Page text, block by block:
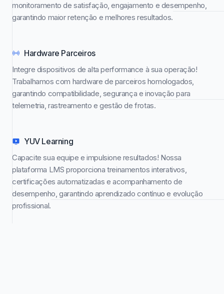
monitoramento de satisfação, engajamento e desempenho,
garantindo maior retenção e melhores resultados.
Hardware Parceiros
Integre dispositivos de alta performance à sua operação!
Trabalhamos com hardware de parceiros homologados,
garantindo compatibilidade, segurança e inovação para
telemetria, rastreamento e gestão de frotas.
YUV Learning
Capacite sua equipe e impulsione resultados! Nossa
plataforma LMS proporciona treinamentos interativos,
certificações automatizadas e acompanhamento de
desempenho, garantindo aprendizado contínuo e evolução
profissional.